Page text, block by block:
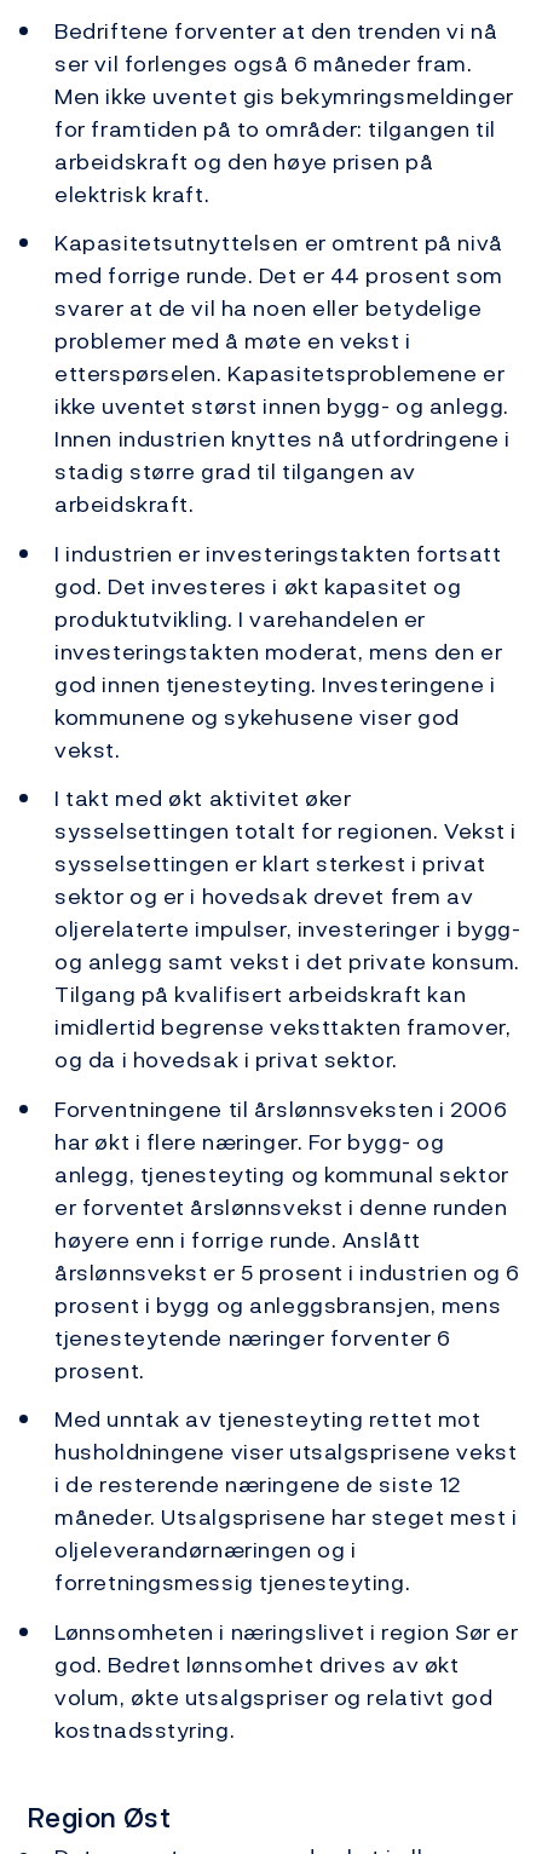
Bedriftene forventer at den trenden vi nå
ser vil forlenges også 6 måneder fram.
Men ikke uventet gis bekymringsmeldinger
for framtiden på to områder: tilgangen til
arbeidskraft og den høye prisen på
elektrisk kraft.
Kapasitetsutnyttelsen er omtrent på nivå
med forrige runde. Det er 44 prosent som
svarer at de vil ha noen eller betydelige
problemer med å møte en vekst i
etterspørselen. Kapasitetsproblemene er
ikke uventet størst innen bygg- og anlegg.
Innen industrien knyttes nå utfordringene i
stadig større grad til tilgangen av
arbeidskraft.
I industrien er investeringstakten fortsatt
god. Det investeres i økt kapasitet og
produktutvikling. I varehandelen er
investeringstakten moderat, mens den er
god innen tjenesteyting. Investeringene i
kommunene og sykehusene viser god
vekst.
I takt med økt aktivitet øker
sysselsettingen totalt for regionen. Vekst i
sysselsettingen er klart sterkest i privat
sektor og er i hovedsak drevet frem av
oljerelaterte impulser, investeringer i bygg-
og anlegg samt vekst i det private konsum.
Tilgang på kvalifisert arbeidskraft kan
imidlertid begrense veksttakten framover,
og da i hovedsak i privat sektor.
Forventningene til årslønnsveksten i 2006
har økt i flere næringer. For bygg- og
anlegg, tjenesteyting og kommunal sektor
er forventet årslønnsvekst i denne runden
høyere enn i forrige runde. Anslått
årslønnsvekst er 5 prosent i industrien og 6
prosent i bygg og anleggsbransjen, mens
tjenesteytende næringer forventer 6
prosent.
Med unntak av tjenesteyting rettet mot
husholdningene viser utsalgsprisene vekst
i de resterende næringene de siste 12
måneder. Utsalgsprisene har steget mest i
oljeleverandørnæringen og i
forretningsmessig tjenesteyting.
Lønnsomheten i næringslivet i region Sør er
god. Bedret lønnsomhet drives av økt
volum, økte utsalgspriser og relativt god
kostnadsstyring.
Region Øst